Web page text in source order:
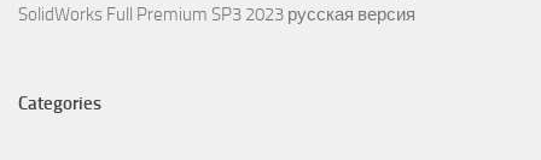
SolidWorks Full Premium SP3 2023 русская версия
Categories